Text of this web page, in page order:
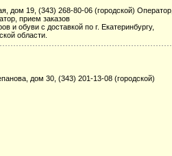
дом 19, (343) 268-80-06 (городской) Оператор,
прием заказов
и обуви с доставкой по г. Екатеринбургу,
области.
дом 30, (343) 201-13-08 (городской)